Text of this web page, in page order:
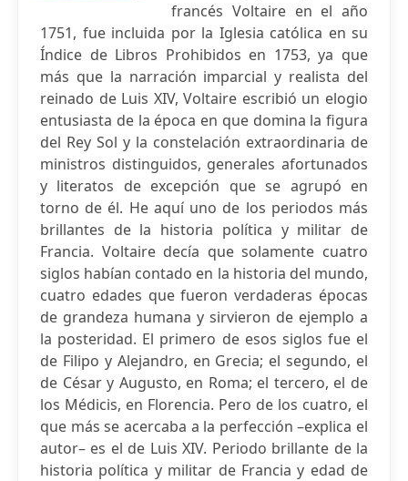
francés Voltaire en el año
1751, fue incluida por la Iglesia católica en su
Índice de Libros Prohibidos en 1753, ya que
más que la narración imparcial y realista del
reinado de Luis XIV, Voltaire escribió un elogio
entusiasta de la época en que domina la figura
del Rey Sol y la constelación extraordinaria de
ministros distinguidos, generales afortunados
y literatos de excepción que se agrupó en
torno de él. He aquí uno de los periodos más
brillantes de la historia política y militar de
Francia. Voltaire decía que solamente cuatro
siglos habían contado en la historia del mundo,
cuatro edades que fueron verdaderas épocas
de grandeza humana y sirvieron de ejemplo a
la posteridad. El primero de esos siglos fue el
de Filipo y Alejandro, en Grecia; el segundo, el
de César y Augusto, en Roma; el tercero, el de
los Médicis, en Florencia. Pero de los cuatro, el
que más se acercaba a la perfección –explica el
autor– es el de Luis XIV. Periodo brillante de la
historia política y militar de Francia y edad de